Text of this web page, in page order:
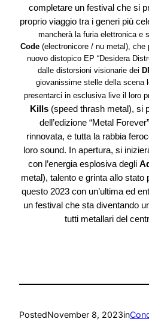
completare un festival che si
proprio viaggio tra i generi più
mancherà la furia elettronica e
Code (electronicore / nu metal), che
nuovo distopico EP “Desidera
dalle distorsioni visionarie dei
giovanissime stelle della scena
presentarci in esclusiva live il loro
Kills(speed thrash metal), si
dell’edizione “Metal
rinnovata, e tutta la rabbia
loro sound. In apertura, si
con l’energia esplosiva degli
metal), talento e grinta allo stato
questo 2023 con un’ultima ed
un festival che sta diventando
tutti metallari del
PostedNovember 8, 2023in